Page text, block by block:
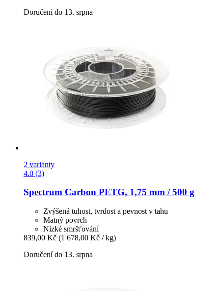
Doručení do 13. srpna
2 varianty
4.0 (3)
Spectrum Carbon PETG, 1,75 mm / 500 g
Zvýšená tuhost, tvrdost a pevnost v tahu
Matný povrch
Nízké smršťování
839,00 Kč (1 678,00 Kč / kg)
Doručení do 13. srpna